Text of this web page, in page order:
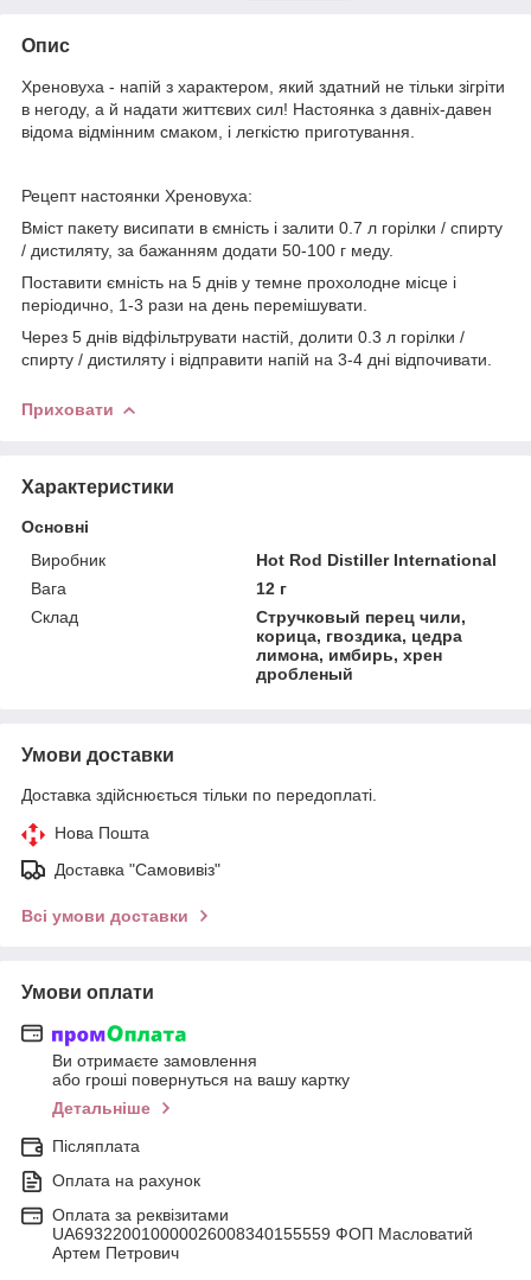
Опис
Хреновуха - напій з характером, який здатний не тільки зігріти
в негоду, а й надати життєвих сил! Настоянка з давніх-давен
відома відмінним смаком, і легкістю приготування.
Рецепт настоянки Хреновуха:
Вміст пакету висипати в ємність і залити 0.7 л горілки / спирту
/ дистиляту, за бажанням додати 50-100 г меду.
Поставити ємність на 5 днів у темне прохолодне місце і
періодично, 1-3 рази на день перемішувати.
Через 5 днів відфільтрувати настій, долити 0.3 л горілки /
спирту / дистиляту і відправити напій на 3-4 дні відпочивати.
Приховати
Характеристики
Основні
Виробник
Hot Rod Distiller International
Вага
12 г
Склад
Стручковый перец чили,
корица, гвоздика, цедра
лимона, имбирь, хрен
дробленый
Умови доставки
Доставка здійснюється тільки по передоплаті.
Нова Пошта
Доставка "Самовивіз"
Всі умови доставки
Умови оплати
Ви отримаєте замовлення
або гроші повернуться на вашу картку
Детальніше
Післяплата
Оплата на рахунок
Оплата за реквізитами
UA693220010000026008340155559 ФОП Масловатий
Артем Петрович